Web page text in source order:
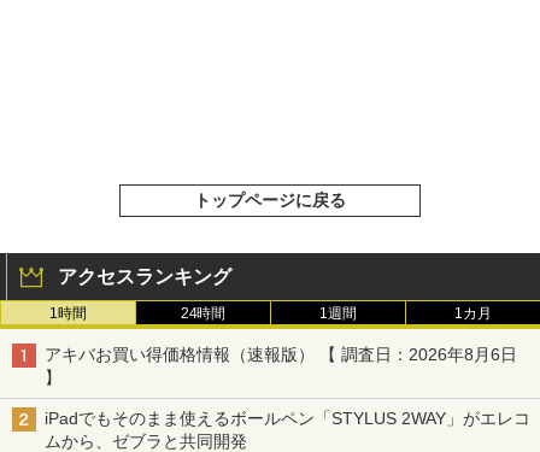
トップページに戻る
アクセスランキング
1時間 24時間 1週間 1カ月
アキバお買い得価格情報（速報版） 【 調査日：2026年8月6日
】
iPadでもそのまま使えるボールペン「STYLUS 2WAY」がエレコ
ムから、ゼブラと共同開発